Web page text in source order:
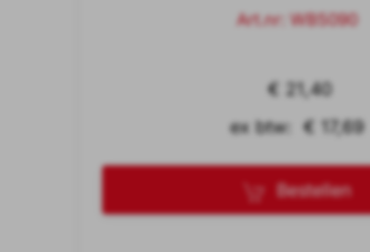
Art.nr: WB5090
€ 21,40
ex btw: € 17,69
Bestellen